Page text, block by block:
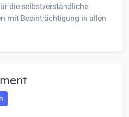
die selbstverständliche
mit Beeinträchtigung in allen